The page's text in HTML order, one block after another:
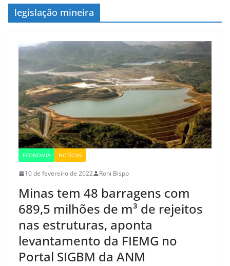
legislação mineira
ECONOMIA NOTÍCIAS
10 de fevereiro de 2022 Roni Bispo
Minas tem 48 barragens com
689,5 milhões de m³ de rejeitos
nas estruturas, aponta
levantamento da FIEMG no
Portal SIGBM da ANM